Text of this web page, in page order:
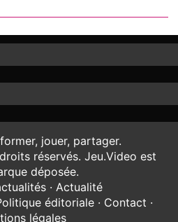
jouer, partager.
réservés. Jeu.Video est
déposée.
· Actualité
éditoriale · Contact ·
légales